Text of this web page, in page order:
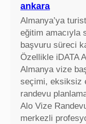
d
s
f
a
ankara
Almanya’ya
eğitim amacıyla
başvuru süreci
Özellikle iDATA
Almanya vize
seçimi, eksiksiz
randevu
Alo Vize
merkezli